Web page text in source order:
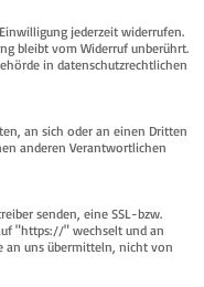
jederzeit widerrufen.
bleibt vom Widerruf unberührt.
in datenschutzrechtlichen
an sich oder an einen Dritten
anderen Verantwortlichen
senden, eine SSL-bzw.
"https://" wechselt und an
an uns übermitteln, nicht von